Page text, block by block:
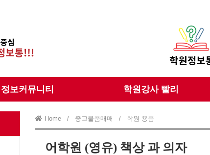
정보커뮤니티 학원강사 빨리
Home / 중고물품매매 / 학원 용품
어학원 (영유) 책상 과 의자